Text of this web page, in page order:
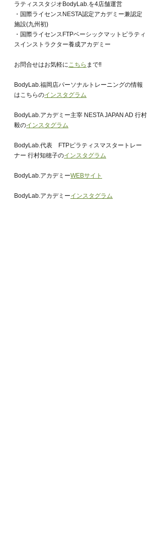
ラティススタジオBodyLab.を4店舗運営
・国際ライセンスNESTA認定アカデミー兼認定
施設(九州初)
・国際ライセンスFTPベーシックマットピラティ
スインストラクター養成アカデミー
お問合せはお気軽にこちら まで‼︎
BodyLab.福岡店パーソナルトレーニングの情報
はこちらのインスタグラム
BodyLab.アカデミー主宰 NESTA JAPAN AD 行村
毅のインスタグラム
BodyLab.代表　FTPピラティスマスタートレー
ナー 行村知穂子のインスタグラム
BodyLab.アカデミーWEBサイト
BodyLab.アカデミーインスタグラム